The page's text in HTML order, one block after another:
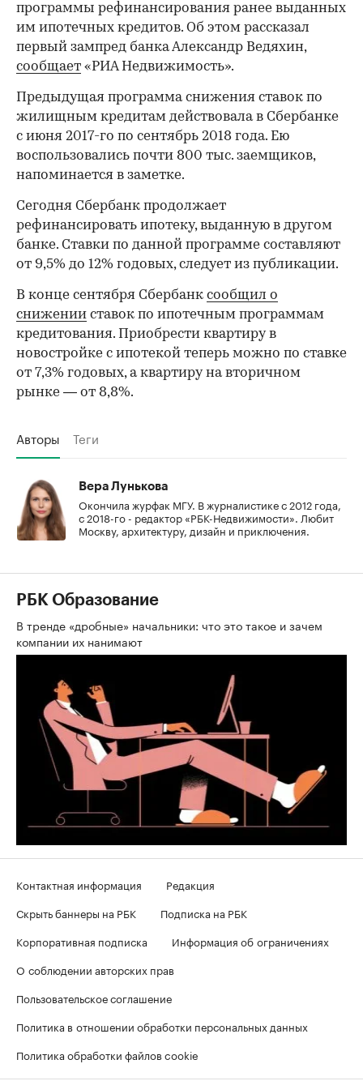
программы рефинансирования ранее выданных
им ипотечных кредитов. Об этом рассказал
первый зампред банка Александр Ведяхин,
сообщает «РИА Недвижимость».
Предыдущая программа снижения ставок по
жилищным кредитам действовала в Сбербанке
с июня 2017-го по сентябрь 2018 года. Ею
воспользовались почти 800 тыс. заемщиков,
напоминается в заметке.
Сегодня Сбербанк продолжает
рефинансировать ипотеку, выданную в другом
банке. Ставки по данной программе составляют
от 9,5% до 12% годовых, следует из публикации.
В конце сентября Сбербанк сообщил о
снижении ставок по ипотечным программам
кредитования. Приобрести квартиру в
новостройке с ипотекой теперь можно по ставке
от 7,3% годовых, а квартиру на вторичном
рынке — от 8,8%.
Авторы Теги
Вера Лунькова
Окончила журфак МГУ. В журналистике с 2012 года,
с 2018-го - редактор «РБК-Недвижимости». Любит
Москву, архитектуру, дизайн и приключения.
РБК Образование
В тренде «дробные» начальники: что это такое и зачем
компании их нанимают
Контактная информация
Редакция
Скрыть баннеры на РБК
Подписка на РБК
Корпоративная подписка
Информация об ограничениях
О соблюдении авторских прав
Пользовательское соглашение
Политика в отношении обработки персональных данных
Политика обработки файлов cookie